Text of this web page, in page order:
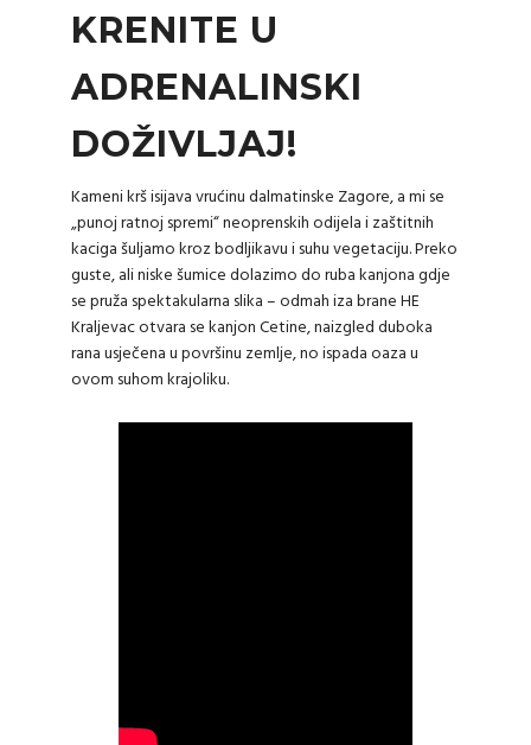
KRENITE U
ADRENALINSKI
DOŽIVLJAJ!
Kameni krš isijava vrućinu dalmatinske Zagore, a mi se
„punoj ratnoj spremi“ neoprenskih odijela i zaštitnih
kaciga šuljamo kroz bodljikavu i suhu vegetaciju. Preko
guste, ali niske šumice dolazimo do ruba kanjona gdje
se pruža spektakularna slika – odmah iza brane HE
Kraljevac otvara se kanjon Cetine, naizgled duboka
rana usječena u površinu zemlje, no ispada oaza u
ovom suhom krajoliku.